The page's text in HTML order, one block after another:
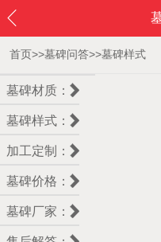
首页>>墓碑问答>>墓碑样式
墓碑材质：
墓碑样式：
加工定制：
墓碑价格：
墓碑厂家：